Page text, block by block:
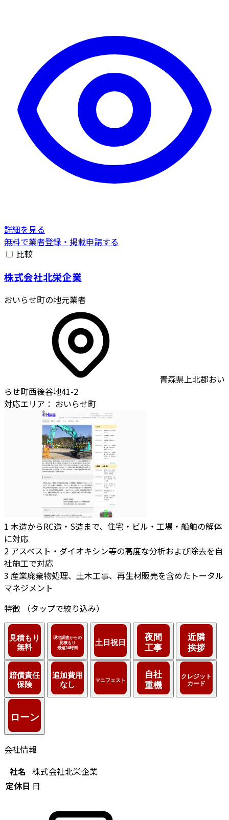
詳細を見る
無料で業者登録・掲載申請する
比較
株式会社北栄企業
おいらせ町の地元業者
青森県上北郡おい
らせ町西後谷地41-2
対応エリア： おいらせ町
1 木造からRC造・S造まで、住宅・ビル・工場・船舶の解体
に対応
2 アスベスト・ダイオキシン等の高度な分析および除去を自
社施工で対応
3 産業廃棄物処理、土木工事、再生材販売を含めたトータル
マネジメント
特徴
（タップで絞り込み）
会社情報
社名 株式会社北栄企業
定休日 日